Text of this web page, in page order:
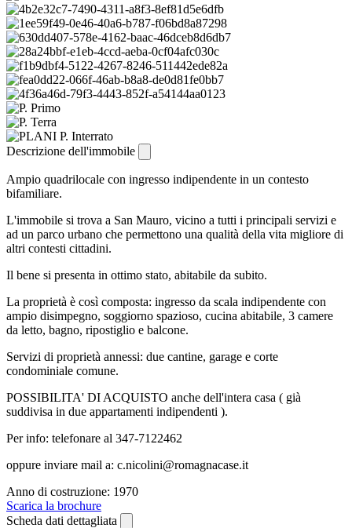
Descrizione dell'immobile
Ampio quadrilocale con ingresso indipendente in un contesto
bifamiliare.
L'immobile si trova a San Mauro, vicino a tutti i principali servizi e
ad un parco urbano che permettono una qualità della vita migliore di
altri contesti cittadini.
Il bene si presenta in ottimo stato, abitabile da subito.
La proprietà è così composta: ingresso da scala indipendente con
ampio disimpegno, soggiorno spazioso, cucina abitabile, 3 camere
da letto, bagno, ripostiglio e balcone.
Servizi di proprietà annessi: due cantine, garage e corte
condominiale comune.
POSSIBILITA' DI ACQUISTO anche dell'intera casa ( già
suddivisa in due appartamenti indipendenti ).
Per info: telefonare al 347-7122462
oppure inviare mail a: c.nicolini@romagnacase.it
Anno di costruzione: 1970
Scarica la brochure
Scheda dati dettagliata